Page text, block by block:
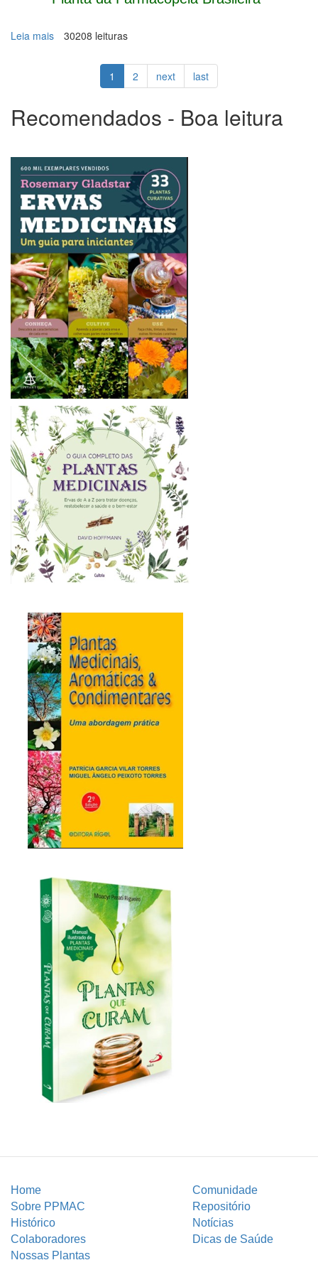
Leia mais sobre
30208 leituras
1 2 next last
Recomendados - Boa leitura
Home
Comunidade
Sobre PPMAC
Repositório
Histórico
Notícias
Colaboradores
Dicas de Saúde
Nossas Plantas